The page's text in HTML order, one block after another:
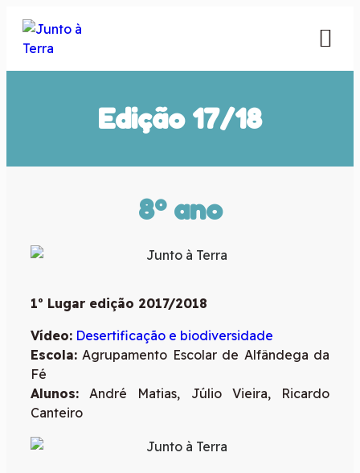
Edição 17/18
8º ano
1º Lugar edição 2017/2018
Vídeo: Desertificação e biodiversidade
Escola: Agrupamento Escolar de Alfândega da
Fé
Alunos: André Matias, Júlio Vieira, Ricardo
Canteiro